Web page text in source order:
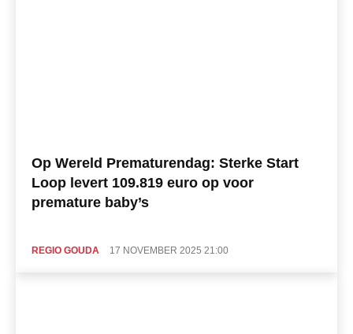
Op Wereld Prematurendag: Sterke Start
Loop levert 109.819 euro op voor
premature baby’s
REGIO GOUDA 17 NOVEMBER 2025 21:00